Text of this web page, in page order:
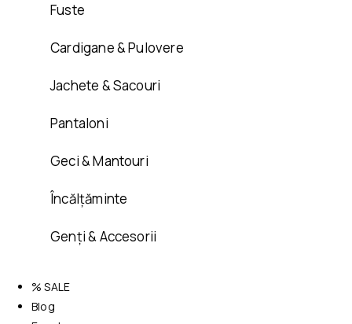
Fuste
Cardigane & Pulovere
Jachete & Sacouri
Pantaloni
Geci & Mantouri
Încălțăminte
Genți & Accesorii
% SALE
Blog